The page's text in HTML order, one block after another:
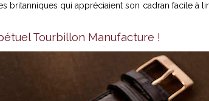
britanniques qui appréciaient son cadran facile à
Tourbillon Manufacture !